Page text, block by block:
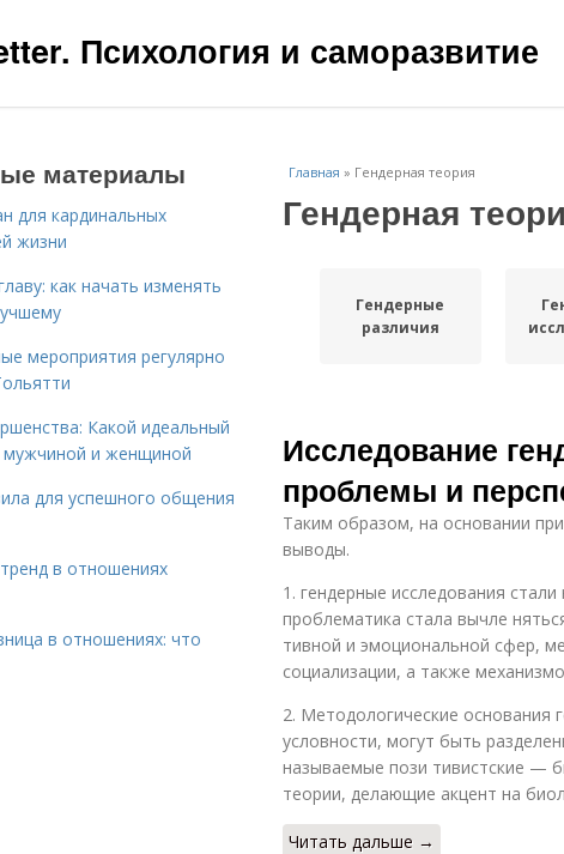
Психология и саморазвитие
Главная » Гендерная теория
Гендерная
Гендерные
различия
Исследование
проблемы и
Таким образом, на основании
выводы.
1. гендерные исследования
проблематика стала вычле
тивной и эмоциональной сфер,
социализации, а также
2. Методологические основания
условности, могут быть
называемые пози тивистские —
теории, делающие акцент на
Читать дальше →
материалы
для кардинальных
жизни
как начать изменять
мероприятия регулярно
Какой идеальный
мужчиной и женщиной
для успешного общения
в отношениях
в отношениях: что